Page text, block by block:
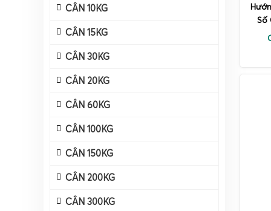
CÂN 10KG
CÂN 15KG
CÂN 30KG
CÂN 20KG
CÂN 60KG
CÂN 100KG
CÂN 150KG
CÂN 200KG
CÂN 300KG
Số